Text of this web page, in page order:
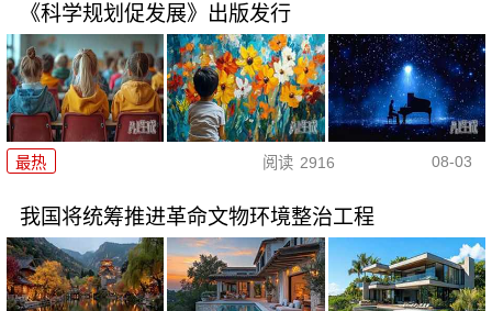
《科学规划促发展》出版发行
最热 阅读 2916 08-03
我国将统筹推进革命文物环境整治工程